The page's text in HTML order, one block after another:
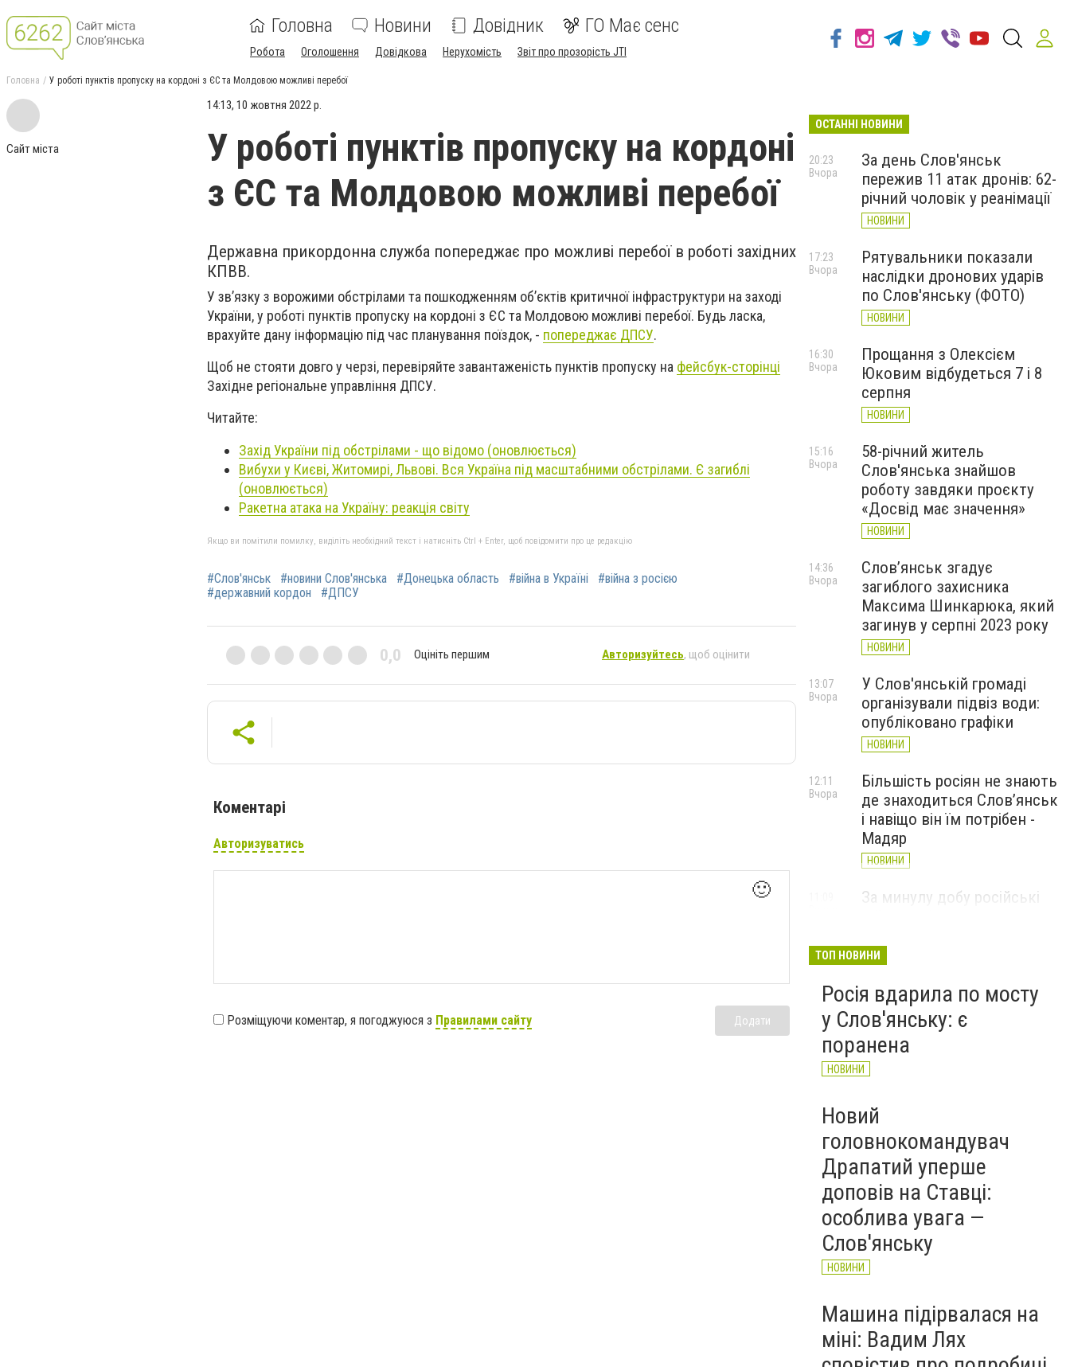
Головна Новини Довідник ГО Має сенс
Робота Оголошення Довідкова Нерухомість Звіт про прозорість JTI
Головна У роботі пунктів пропуску на кордоні з ЄС та Молдовою можливі перебої
Сайт міста
14:13, 10 жовтня 2022 р.
У роботі пунктів пропуску на кордоні
з ЄС та Молдовою можливі перебої
Державна прикордонна служба попереджає про можливі перебої в роботі західних
КПВВ.
У зв’язку з ворожими обстрілами та пошкодженням об’єктів критичної інфраструктури на заході
України, у роботі пунктів пропуску на кордоні з ЄС та Молдовою можливі перебої. Будь ласка,
врахуйте дану інформацію під час планування поїздок, - попереджає ДПСУ.
Щоб не стояти довго у черзі, перевіряйте завантаженість пунктів пропуску на фейсбук-сторінці
Західне регіональне управління ДПСУ.
Читайте:
Захід України під обстрілами - що відомо (оновлюється)
Вибухи у Києві, Житомирі, Львові. Вся Україна під масштабними обстрілами. Є загиблі
(оновлюється)
Ракетна атака на Україну: реакція світу
Якщо ви помітили помилку, виділіть необхідний текст і натисніть Ctrl + Enter, щоб повідомити про це редакцію
#Слов'янськ #новини Слов'янська #Донецька область #війна в Україні
#війна з росією
#державний кордон
#ДПСУ
0,0 Оцініть першим Авторизуйтесь, щоб оцінити
Коментарі
Авторизуватись
🙂
Розміщуючи коментар, я погоджуюся з Правилами сайту Додати
ОСТАННІ НОВИНИ
За день Слов'янськ
пережив 11 атак дронів: 62-
річний чоловік у реанімації
НОВИНИ
20:23
Вчора
Рятувальники показали
наслідки дронових ударів
по Слов'янську (ФОТО)
НОВИНИ
17:23
Вчора
Прощання з Олексієм
Юковим відбудеться 7 і 8
серпня
НОВИНИ
16:30
Вчора
58-річний житель
Слов'янська знайшов
роботу завдяки проєкту
«Досвід має значення»
НОВИНИ
15:16
Вчора
Слов’янськ згадує
загиблого захисника
Максима Шинкарюка, який
загинув у серпні 2023 року
НОВИНИ
14:36
Вчора
У Слов'янській громаді
організували підвіз води:
опубліковано графіки
НОВИНИ
13:07
Вчора
Більшість росіян не знають
де знаходиться Слов’янськ
і навіщо він їм потрібен -
Мадяр
НОВИНИ
12:11
Вчора
За минулу добу російські
великої війни: 6 серпня
ТОП НОВИНИ
Росія вдарила по мосту
у Слов'янську: є
поранена
НОВИНИ
Новий
головнокомандувач
Драпатий уперше
доповів на Ставці:
особлива увага —
Слов'янську
НОВИНИ
Машина підірвалася на
міні: Вадим Лях